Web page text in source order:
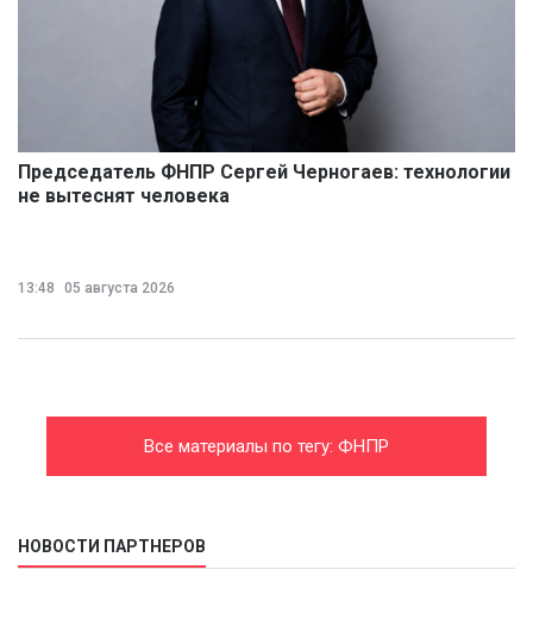
Председатель ФНПР Сергей Черногаев: технологии
не вытеснят человека
13:48 05 августа 2026
Все материалы по тегу: ФНПР
НОВОСТИ ПАРТНЕРОВ